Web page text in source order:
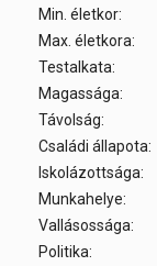
Min. életkor:
Max. életkora:
Testalkata:
Magassága:
Távolság:
Családi állapota:
Iskolázottsága:
Munkahelye:
Vallásossága:
Politika: